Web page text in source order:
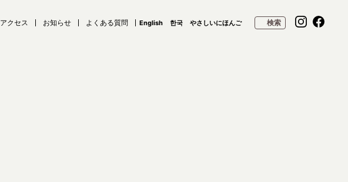
アクセス お知らせ よくある質問 English 한국 やさしいにほんご 検索